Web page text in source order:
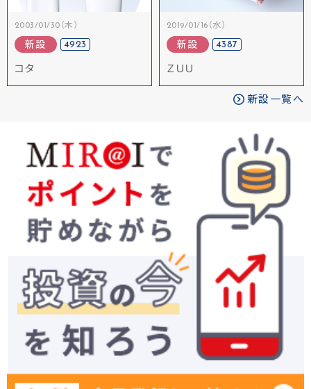
2003/01/30（木）
新設 4923
コタ
2019/01/16（水）
新設 4387
ＺＵＵ
新設一覧へ